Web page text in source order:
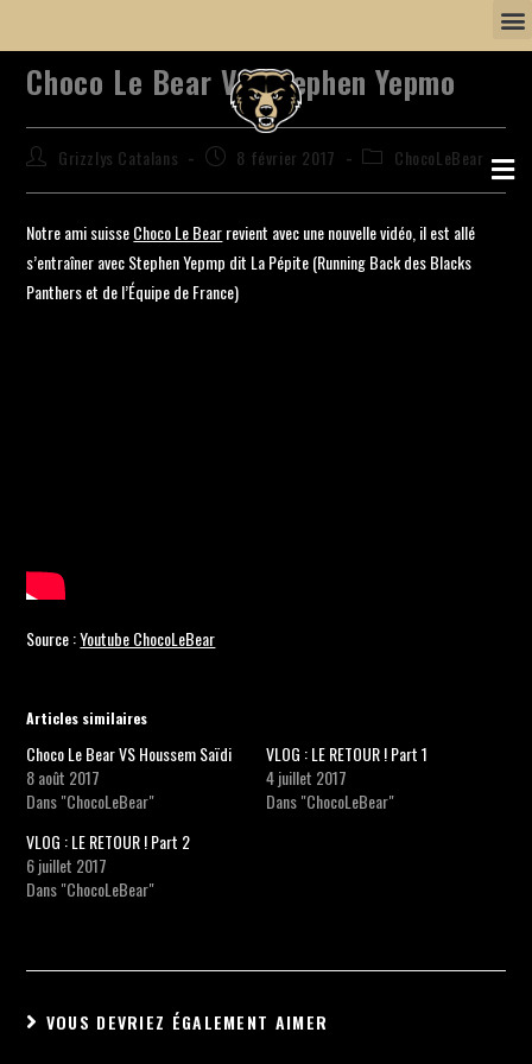
Choco Le Bear VS Stephen Yepmo
Grizzlys Catalans 8 février 2017 ChocoLeBear
Notre ami suisseChoco Le Bearrevient avec une nouvelle vidéo, il est allé
s’entraîner avec Stephen Yepmp dit La Pépite (Running Back des Blacks
Panthers et de l’Équipe de France)
Source :Youtube ChocoLeBear
Articles similaires
Choco Le Bear VS Houssem Saïdi
8 août 2017
Dans "ChocoLeBear"
VLOG : LE RETOUR ! Part 1
4 juillet 2017
Dans "ChocoLeBear"
VLOG : LE RETOUR ! Part 2
6 juillet 2017
Dans "ChocoLeBear"
VOUS DEVRIEZ ÉGALEMENT AIMER